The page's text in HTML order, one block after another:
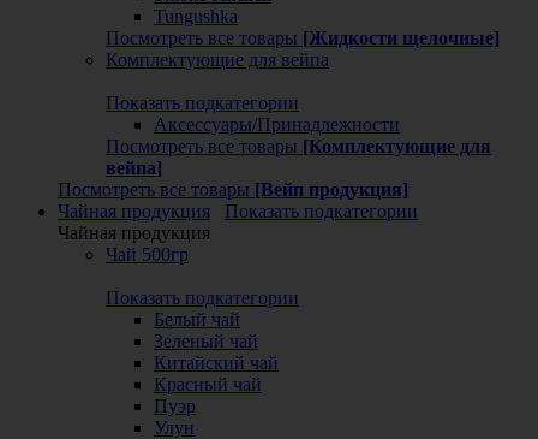
Tungushka
Посмотреть все товары [Жидкости щелочные]
Комплектующие для вейпа
Показать подкатегории
Аксессуары/Принадлежности
Посмотреть все товары [Комплектующие для
вейпа]
Посмотреть все товары [Вейп продукция]
Чайная продукция
Показать подкатегории
Чайная продукция
Чай 500гр
Показать подкатегории
Белый чай
Зеленый чай
Китайский чай
Красный чай
Пуэр
Улун